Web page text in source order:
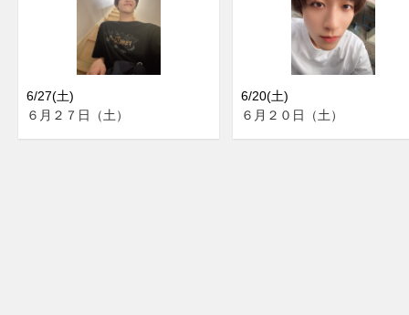
6/27(土)
６月２７日（土）
6/20(土)
６月２０日（土）